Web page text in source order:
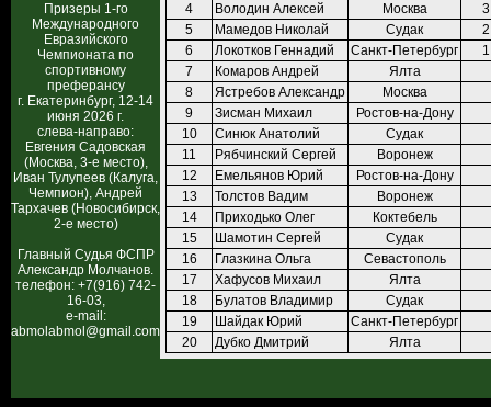
Призеры 1-го
Международного
Евразийского
Чемпионата по
спортивному
преферансу
г. Екатеринбург, 12-14
июня 2026 г.
слева-направо:
Евгения Садовская
(Москва, 3-е место),
Иван Тулупеев (Калуга,
Чемпион), Андрей
Тархачев (Новосибирск,
2-е место)
Главный Судья ФСПР
Александр Молчанов.
телефон: +7(916) 742-
16-03,
e-mail:
abmolabmol@gmail.com
4
Володин Алексей Москва
3
5
Мамедов Николай Судак
2
6
Локотков Геннадий Санкт-Петербург
1
7
Комаров Андрей
Ялта
8
Ястребов Александр
Москва
9
Зисман Михаил
Ростов-на-Дону
10
Синюк Анатолий
Судак
11
Рябчинский Сергей
Воронеж
12
Емельянов Юрий
Ростов-на-Дону
13
Толстов Вадим
Воронеж
14
Приходько Олег
Коктебель
15
Шамотин Сергей
Судак
16
Глазкина Ольга
Севастополь
17
Хафусов Михаил
Ялта
18
Булатов Владимир
Судак
19
Шайдак Юрий
Санкт-Петербург
20
Дубко Дмитрий Ялта